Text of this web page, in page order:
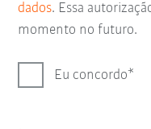
dados. Essa
momento no futuro.
Eu concordo